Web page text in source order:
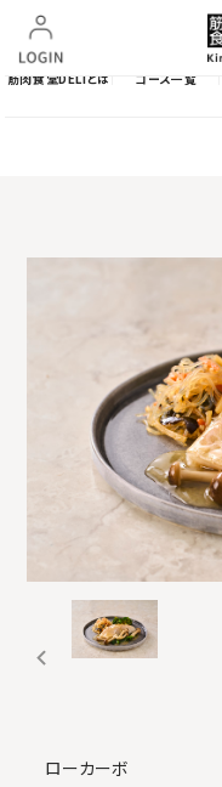
筋肉食堂DELIとは コース一覧
ローカーボ